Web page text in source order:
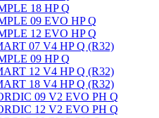
18 HP Q
09 EVO HP Q
12 EVO HP Q
07 V4 HP Q (R32)
09 HP Q
12 V4 HP Q (R32)
18 V4 HP Q (R32)
09 V2 EVO PH Q
12 V2 EVO PH Q